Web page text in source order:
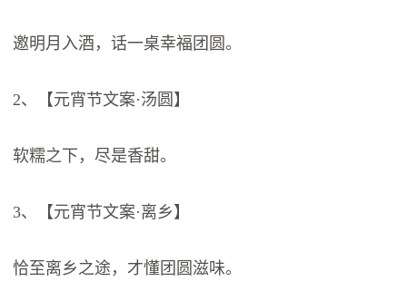
邀明月入酒，话一桌幸福团圆。
2、【元宵节文案·汤圆】
软糯之下，尽是香甜。
3、【元宵节文案·离乡】
恰至离乡之途，才懂团圆滋味。